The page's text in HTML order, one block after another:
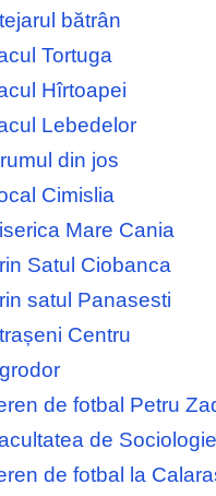
bătrân
Tortuga
Hîrtoapei
Lebedelor
din jos
Cimislia
Mare Cania
Satul Ciobanca
satul Panasesti
Centru
de fotbal Petru
de
de fotbal la